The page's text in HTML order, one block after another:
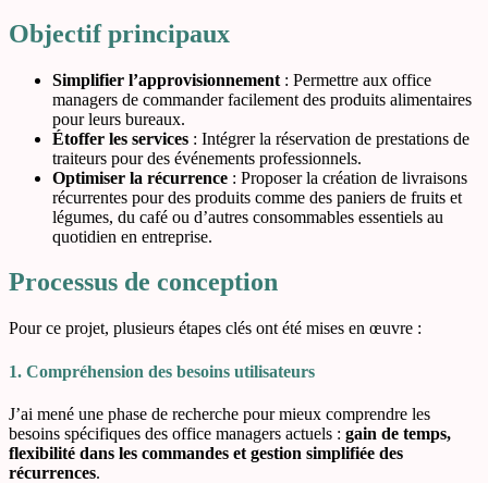
Objectif principaux
Simplifier l’approvisionnement : Permettre aux office
managers de commander facilement des produits alimentaires
pour leurs bureaux.
Étoffer les services : Intégrer la réservation de prestations de
traiteurs pour des événements professionnels.
Optimiser la récurrence : Proposer la création de livraisons
récurrentes pour des produits comme des paniers de fruits et
légumes, du café ou d’autres consommables essentiels au
quotidien en entreprise.
Processus de conception
Pour ce projet, plusieurs étapes clés ont été mises en œuvre :
1. Compréhension des besoins utilisateurs
J’ai mené une phase de recherche pour mieux comprendre les
besoins spécifiques des office managers actuels : gain de temps,
flexibilité dans les commandes et gestion simplifiée des
récurrences.